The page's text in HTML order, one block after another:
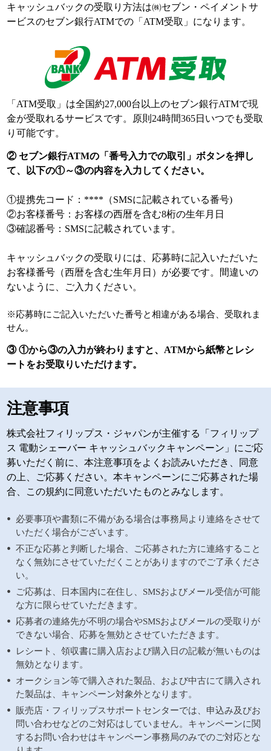
キャッシュバックの受取り方法は㈱セブン・ペイメントサ
ービスのセブン銀行ATMでの「ATM受取」になります。
「ATM受取」は全国約27,000台以上のセブン銀行ATMで現
金が受取れるサービスです。原則24時間365日いつでも受取
り可能です。
② セブン銀行ATMの「番号入力での取引」ボタンを押し
て、以下の①～③の内容を入力してください。
①提携先コード：****（SMSに記載されている番号)
②お客様番号：お客様の西暦を含む8桁の生年月日
③確認番号：SMSに記載されています。
キャッシュバックの受取りには、応募時に記入いただいた
お客様番号（西暦を含む生年月日）が必要です。間違いの
ないように、ご入力ください。
※応募時にご記入いただいた番号と相違がある場合、受取れま
せん。
③ ①から③の入力が終わりますと、ATMから紙幣とレシ
ートをお受取りいただけます。
注意事項
株式会社フィリップス・ジャパンが主催する「フィリップ
ス 電動シェーバー キャッシュバックキャンペーン」にご応
募いただく前に、本注意事項をよくお読みいただき、同意
の上、ご応募ください。本キャンペーンにご応募された場
合、この規約に同意いただいたものとみなします。
必要事項や書類に不備がある場合は事務局より連絡をさせて
いただく場合がございます。
不正な応募と判断した場合、ご応募された方に連絡すること
なく無効にさせていただくことがありますのでご了承くださ
い。
ご応募は、日本国内に在住し、SMSおよびメール受信が可能
な方に限らせていただきます。
応募者の連絡先が不明の場合やSMSおよびメールの受取りが
できない場合、応募を無効とさせていただきます。
レシート、領収書に購入店および購入日の記載が無いものは
無効となります。
オークション等で購入された製品、および中古にて購入され
た製品は、キャンペーン対象外となります。
販売店・フィリップスサポートセンターでは、申込み及びお
問い合わせなどのご対応はしていません。キャンペーンに関
するお問い合わせはキャンペーン事務局のみでのご対応とな